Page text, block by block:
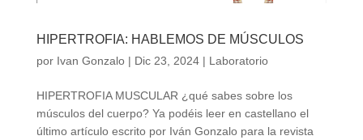
HIPERTROFIA: HABLEMOS DE MÚSCULOS
por Ivan Gonzalo| Dic 23, 2024| Laboratorio
HIPERTROFIA MUSCULAR ¿qué sabes sobre los
músculos del cuerpo? Ya podéis leer en castellano el
último artículo escrito por Iván Gonzalo para la revista